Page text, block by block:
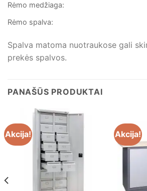
Rėmo medžiaga:
Rėmo spalva:
Spalva matoma nuotraukose gali
prekės spalvos.
PANAŠŪS PRODUKTAI
Akcija! Akcija!